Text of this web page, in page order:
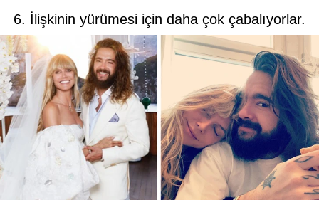
6. İlişkinin yürümesi için daha çok çabalıyorlar.